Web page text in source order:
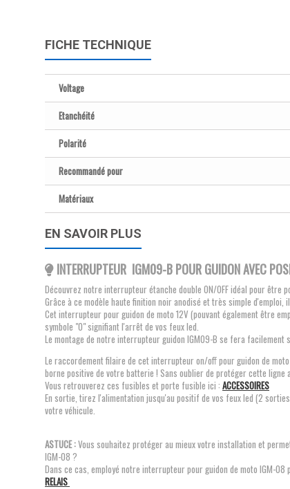
FICHE TECHNIQUE
Voltage
Etanchéité
Polarité
Recommandé pour
Matériaux
EN SAVOIR PLUS
INTERRUPTEUR IGM09-B POUR GUIDON AVEC
Découvrez notre interrupteur étanche double ON/OFF idéal pour être
Grâce à ce modèle haute finition noir anodisé et très simple
Cet interrupteur pour guidon de moto 12V (pouvant également être
symbole "O" signifiant l'arrêt de vos feux led.
Le montage de notre interrupteur guidon IGM09-B se fera
Le raccordement filaire de cet interrupteur on/off pour guidon de
borne positive de votre batterie ! Sans oublier de protéger cette
Vous retrouverez ces fusibles et porte fusible ici : ACCESSOIRES
En sortie, tirez l'alimentation jusqu'au positif de vos feux led (2
votre véhicule.
ASTUCE :Vous souhaitez protéger au mieux votre installation et
IGM-08 ?
Dans ce cas, employé notre interrupteur pour guidon de moto IGM-
RELAIS